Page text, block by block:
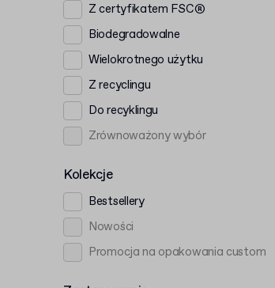
Z certyfikatem FSC®
Biodegradowalne
Wielokrotnego użytku
Z recyclingu
Do recyklingu
Zrównoważony wybór
Kolekcje
Bestsellery
Nowości
Promocja na opakowania custom